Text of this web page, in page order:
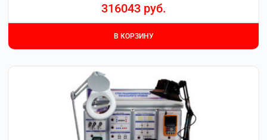
316043 руб.
В КОРЗИНУ